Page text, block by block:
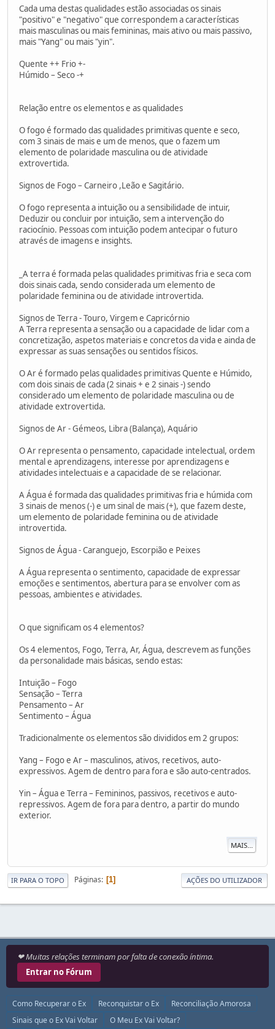
Cada uma destas qualidades estão associadas os sinais
"positivo" e "negativo" que correspondem a características
mais masculinas ou mais femininas, mais ativo ou mais passivo,
mais "Yang" ou mais "yin".
Quente ++ Frio +-
Húmido – Seco -+
Relação entre os elementos e as qualidades
O fogo é formado das qualidades primitivas quente e seco,
com 3 sinais de mais e um de menos, que o fazem um
elemento de polaridade masculina ou de atividade
extrovertida.
Signos de Fogo – Carneiro ,Leão e Sagitário.
O fogo representa a intuição ou a sensibilidade de intuir,
Deduzir ou concluir por intuição, sem a intervenção do
raciocínio. Pessoas com intuição podem antecipar o futuro
através de imagens e insights.
_A terra é formada pelas qualidades primitivas fria e seca com
dois sinais cada, sendo considerada um elemento de
polaridade feminina ou de atividade introvertida.
Signos de Terra - Touro, Virgem e Capricórnio
A Terra representa a sensação ou a capacidade de lidar com a
concretização, aspetos materiais e concretos da vida e ainda de
expressar as suas sensações ou sentidos físicos.
O Ar é formado pelas qualidades primitivas Quente e Húmido,
com dois sinais de cada (2 sinais + e 2 sinais -) sendo
considerado um elemento de polaridade masculina ou de
atividade extrovertida.
Signos de Ar - Gémeos, Libra (Balança), Aquário
O Ar representa o pensamento, capacidade intelectual, ordem
mental e aprendizagens, interesse por aprendizagens e
atividades intelectuais e a capacidade de se relacionar.
A Água é formada das qualidades primitivas fria e húmida com
3 sinais de menos (-) e um sinal de mais (+), que fazem deste,
um elemento de polaridade feminina ou de atividade
introvertida.
Signos de Água - Caranguejo, Escorpião e Peixes
A Água representa o sentimento, capacidade de expressar
emoções e sentimentos, abertura para se envolver com as
pessoas, ambientes e atividades.
O que significam os 4 elementos?
Os 4 elementos, Fogo, Terra, Ar, Água, descrevem as funções
da personalidade mais básicas, sendo estas:
Intuição – Fogo
Sensação – Terra
Pensamento – Ar
Sentimento – Água
Tradicionalmente os elementos são divididos em 2 grupos:
Yang – Fogo e Ar – masculinos, ativos, recetivos, auto-
expressivos. Agem de dentro para fora e são auto-centrados.
Yin – Água e Terra – Femininos, passivos, recetivos e auto-
repressivos. Agem de fora para dentro, a partir do mundo
exterior.
MAIS...
IR PARA O TOPO Páginas 1 AÇÕES DO UTILIZADOR
❤ Muitas relações terminam por falta de conexão íntima.
Entrar no Fórum
Como Recuperar o Ex Reconquistar o Ex
Reconciliação Amorosa
Sinais que o Ex Vai Voltar
O Meu Ex Vai Voltar?